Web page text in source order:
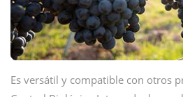
Es versátil y compatible con otros